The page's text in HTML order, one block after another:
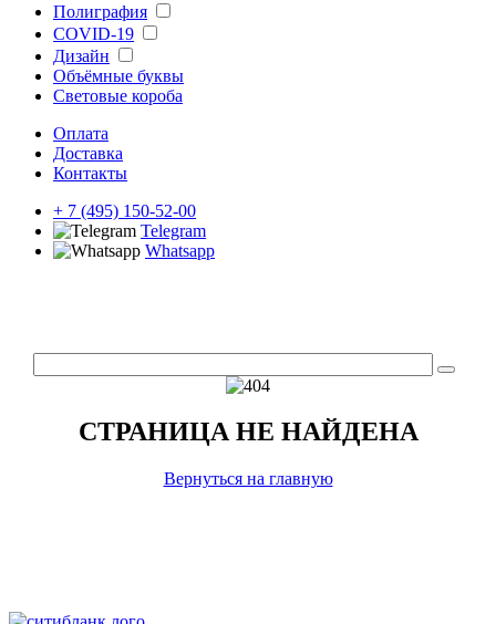
Полиграфия
COVID-19
Дизайн
Объёмные буквы
Световые короба
Оплата
Доставка
Контакты
+ 7 (495) 150-52-00
Telegram
Whatsapp
СТРАНИЦА НЕ НАЙДЕНА
Вернуться на главную